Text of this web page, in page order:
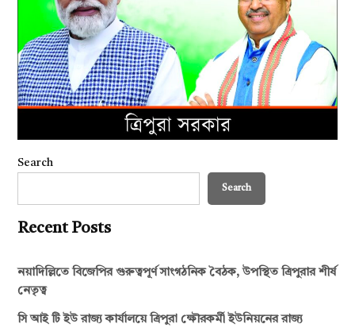
Search
Search
Recent Posts
নয়াদিল্লিতে বিজেপির গুরুত্বপূর্ণ সাংগঠনিক বৈঠক, উপস্থিত ত্রিপুরার শীর্ষ
নেতৃত্ব
সি আই টি ইউ রাজ্য কার্যালয়ে ত্রিপুরা ক্ষৌরকর্মী ইউনিয়নের রাজ্য